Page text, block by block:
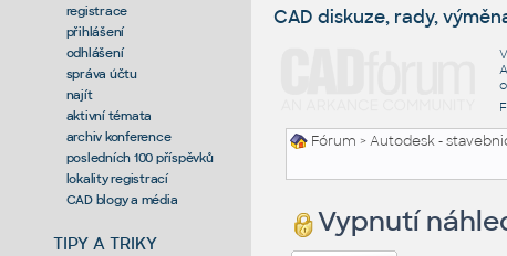
registrace
přihlášení
odhlášení
správa účtu
najít
aktivní témata
archiv konference
posledních 100 příspěvků
lokality registrací
CAD blogy a média
TIPY A TRIKY
CAD diskuze, rady,
Fórum >Autodesk -
Vypnutí